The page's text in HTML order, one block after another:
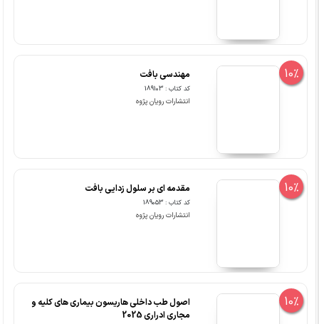
10% مهندسی بافت
کد کتاب : 189103
انتشارات رویان پژوه
10% مقدمه ای بر سلول زدایی بافت
کد کتاب : 189053
انتشارات رویان پژوه
10%
اصول طب داخلی هاریسون بیماری های کلیه و
مجاری ادراری 2025